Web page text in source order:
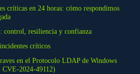
críticas en 24 horas: cómo respondimos
control, resiliencia y confianza
críticos
en el Protocolo LDAP de Windows
2024-49112)